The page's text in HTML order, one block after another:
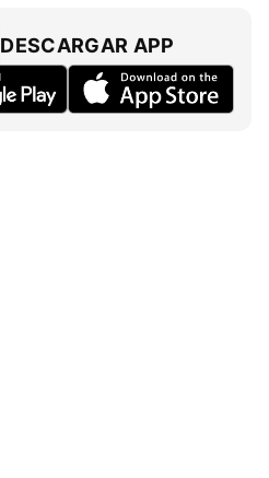
DESCARGAR APP